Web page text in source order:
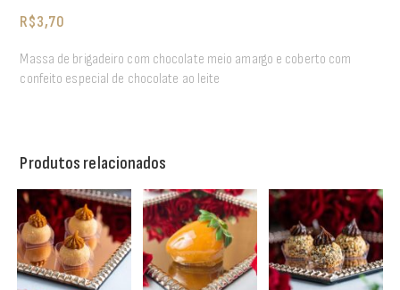
R$3,70
Massa de brigadeiro com chocolate meio amargo e coberto com
confeito especial de chocolate ao leite
Produtos relacionados